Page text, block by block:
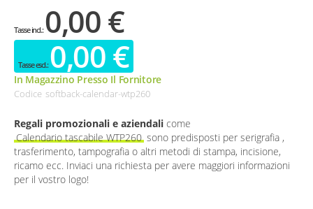
0,00 €
0,00 €
In Magazzino Presso Il Fornitore
Codice softback-calendar-wtp260
Regali promozionali e aziendali come
Calendario tascabile WTP260 sono predisposti per serigrafia ,
trasferimento, tampografia o altri metodi di stampa, incisione,
ricamo ecc. Inviaci una richiesta per avere maggiori informazioni
per il vostro logo!